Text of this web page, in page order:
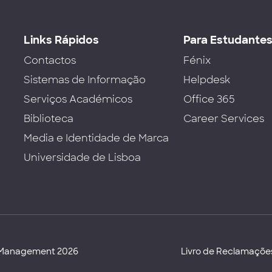
Links Rápidos
Contactos
Sistemas de Informação
Serviços Académicos
Biblioteca
Media e Identidade de Marca
Universidade de Lisboa
Para
Fénix
Helpdesk
Office 365
Career Services
2026 Livro de